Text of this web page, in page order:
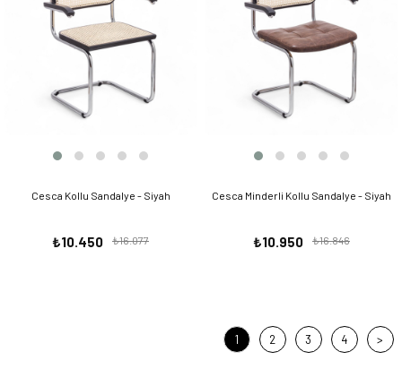
Cesca Kollu Sandalye - Siyah
₺10.450 ₺16.077
Cesca Minderli Kollu Sandalye - Siyah
₺10.950 ₺16.846
1 2 3 4 >